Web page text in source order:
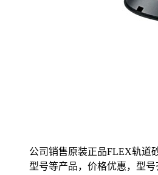
公司销售原装正品FLEX轨道
型号等产品，价格优惠，型